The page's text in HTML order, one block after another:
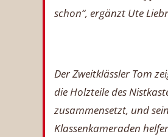
schon“, ergänzt Ute
Der Zweitklässler Tom
die Holzteile des
zusammensetzt, und
Klassenkameraden